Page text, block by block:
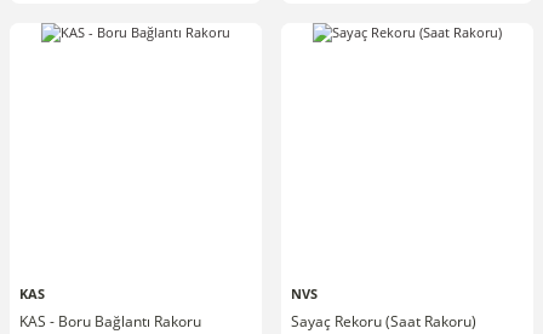
KAS
KAS - Boru Bağlantı Rakoru
NVS
Sayaç Rekoru (Saat Rakoru)